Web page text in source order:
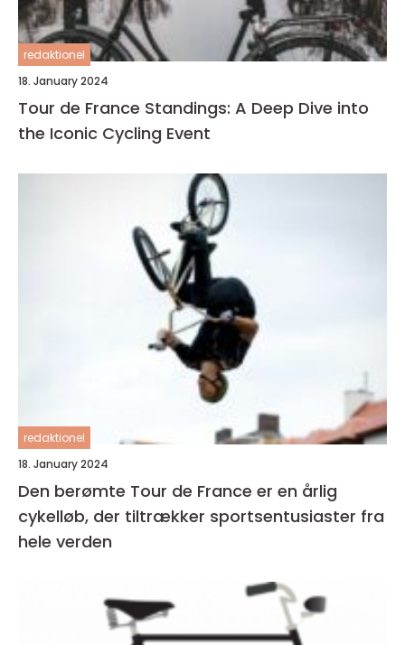
redaktionel
18. January 2024
Tour de France Standings: A Deep Dive into
the Iconic Cycling Event
redaktionel
18. January 2024
Den berømte Tour de France er en årlig
cykelløb, der tiltrækker sportsentusiaster fra
hele verden